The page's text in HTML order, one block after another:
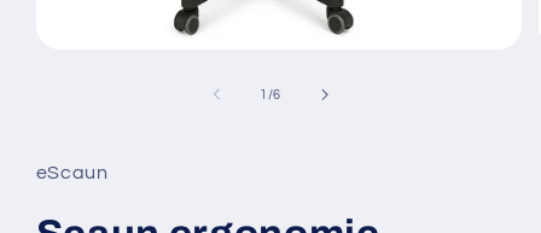
fereastră
modală
1 /din
6
eScaun